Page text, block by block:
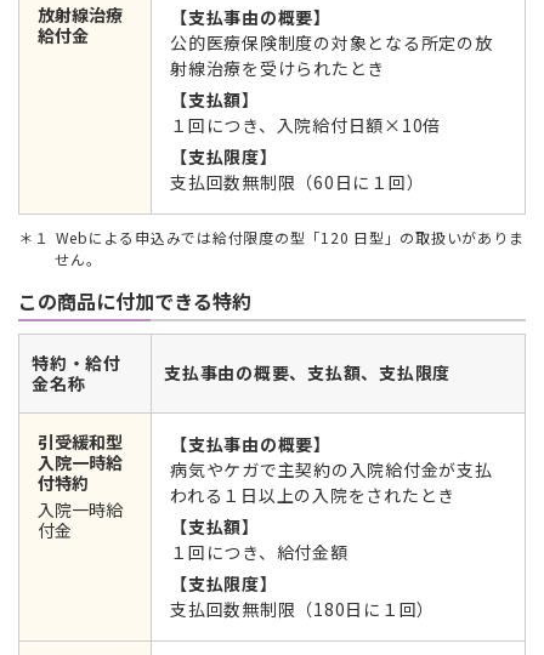
放射線治療
給付金
【支払事由の概要】
公的医療保険制度の対象となる所定の放
射線治療を受けられたとき
【支払額】
１回につき、入院給付日額×10倍
【支払限度】
支払回数無制限（60日に１回）
１
Webによる申込みでは給付限度の型「120 ⽇型」の取扱いがありま
せん。
この商品に付加できる特約
特約・給付
金名称
支払事由の概要、支払額、支払限度
引受緩和型
入院一時給
付特約
入院一時給
付金
【支払事由の概要】
病気やケガで主契約の入院給付金が支払
われる１日以上の入院をされたとき
【支払額】
１回につき、給付金額
【支払限度】
支払回数無制限（180日に１回）